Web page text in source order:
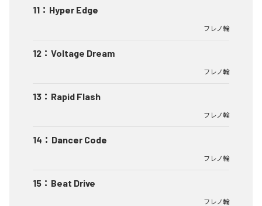
11 ： Hyper Edge
フレノ輪
12 ： Voltage Dream
フレノ輪
13 ： Rapid Flash
フレノ輪
14 ： Dancer Code
フレノ輪
15 ： Beat Drive
フレノ輪